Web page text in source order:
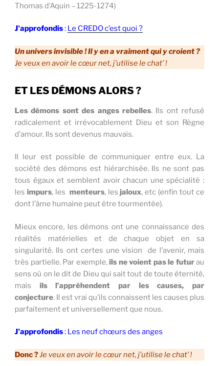
Thomas d’Aquin – 1225-1274)
J’approfondis: Le CREDO c’est quoi ?
Un univers invisible ! Il y en a vraiment qui y croient ?
Je veux en avoir le cœur net, j’utilise le chat’ !
ET LES DÉMONS ALORS ?
Les démons sont des anges rebelles. Ils ont refusé
radicalement et irrévocablement Dieu et son Règne
d’amour. Ils sont devenus mauvais.
Il leur est possible de communiquer entre eux. La
société des démons est hiérarchisée. Ils ne sont pas
tous égaux et semblent avoir chacun une spécialité :
les impurs, les menteurs, lesjaloux, etc (enfin tout ce
dont l’âme humaine peut être tourmentée).
Mieux encore, les démons ont une connaissance des
réalités matérielles et de chaque objet en sa
singularité. Ils ont certes une vision de l’avenir, mais
très partielle. Par exemple,ils ne voient pas le futurau
sens où on le dit de Dieu qui sait tout de toute éternité,
mais ils l’appréhendent par les causes, par
conjecture. Il est vrai qu’ils connaissent les causes plus
parfaitement et universellement que nous.
J’approfondis: Les neuf chœurs des anges
Donc ?Je veux en avoir le cœur net, j’utilise le chat’ !